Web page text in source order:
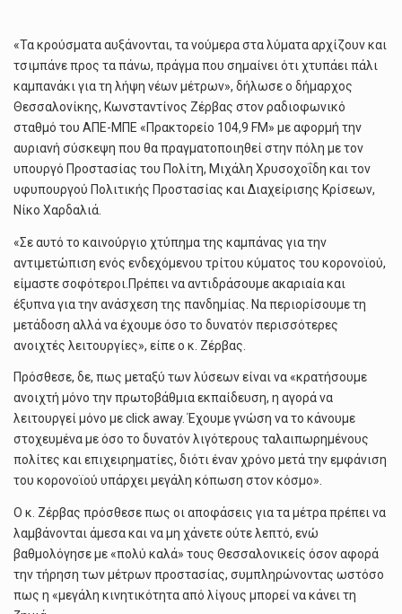
«Τα κρούσματα αυξάνονται, τα νούμερα στα λύματα αρχίζουν και
τσιμπάνε προς τα πάνω, πράγμα που σημαίνει ότι χτυπάει πάλι
καμπανάκι για τη λήψη νέων μέτρων», δήλωσε ο δήμαρχος
Θεσσαλονίκης, Κωνσταντίνος Ζέρβας στον ραδιοφωνικό
σταθμό του ΑΠΕ-ΜΠΕ «Πρακτορείο 104,9 FM» με αφορμή την
αυριανή σύσκεψη που θα πραγματοποιηθεί στην πόλη με τον
υπουργό Προστασίας του Πολίτη, Μιχάλη Χρυσοχοΐδη και τον
υφυπουργού Πολιτικής Προστασίας και Διαχείρισης Κρίσεων,
Νίκο Χαρδαλιά.
«Σε αυτό το καινούργιο χτύπημα της καμπάνας για την
αντιμετώπιση ενός ενδεχόμενου τρίτου κύματος του κορονοϊού,
είμαστε σοφότεροι.Πρέπει να αντιδράσουμε ακαριαία και
έξυπνα για την ανάσχεση της πανδημίας. Να περιορίσουμε τη
μετάδοση αλλά να έχουμε όσο το δυνατόν περισσότερες
ανοιχτές λειτουργίες», είπε ο κ. Ζέρβας.
Πρόσθεσε, δε, πως μεταξύ των λύσεων είναι να «κρατήσουμε
ανοιχτή μόνο την πρωτοβάθμια εκπαίδευση, η αγορά να
λειτουργεί μόνο με click away. Έχουμε γνώση να το κάνουμε
στοχευμένα με όσο το δυνατόν λιγότερους ταλαιπωρημένους
πολίτες και επιχειρηματίες, διότι έναν χρόνο μετά την εμφάνιση
του κορονοϊού υπάρχει μεγάλη κόπωση στον κόσμο».
Ο κ. Ζέρβας πρόσθεσε πως οι αποφάσεις για τα μέτρα πρέπει να
λαμβάνονται άμεσα και να μη χάνετε ούτε λεπτό, ενώ
βαθμολόγησε με «πολύ καλά» τους Θεσσαλονικείς όσον αφορά
την τήρηση των μέτρων προστασίας, συμπληρώνοντας ωστόσο
πως η «μεγάλη κινητικότητα από λίγους μπορεί να κάνει τη